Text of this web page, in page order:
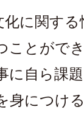
化に関す
ことがで
に自ら課
身につけ